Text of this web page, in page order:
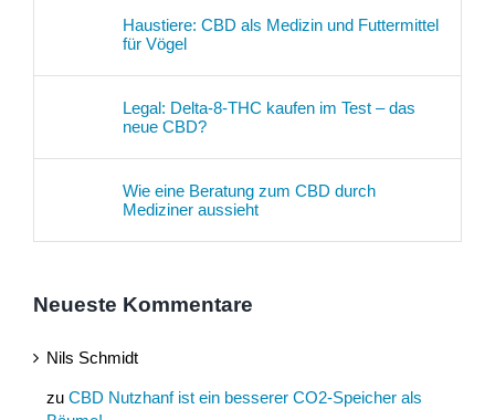
Haustiere: CBD als Medizin und Futtermittel
für Vögel
Legal: Delta-8-THC kaufen im Test – das
neue CBD?
Wie eine Beratung zum CBD durch
Mediziner aussieht
Neueste Kommentare
Nils Schmidt
zu CBD Nutzhanf ist ein besserer CO2-Speicher als